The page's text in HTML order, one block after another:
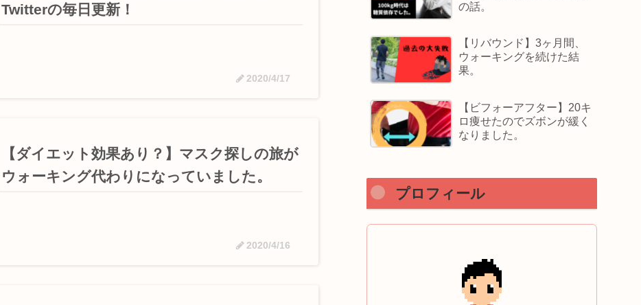
Twitterの毎日更新！
2020/4/17
【ダイエット効果あり？】マスク探しの旅が
ウォーキング代わりになっていました。
2020/4/16
の話。
【リバウンド】3ヶ月間、
ウォーキングを続けた結
果。
【ビフォーアフター】20キ
ロ痩せたのでズボンが緩く
なりました。
プロフィール